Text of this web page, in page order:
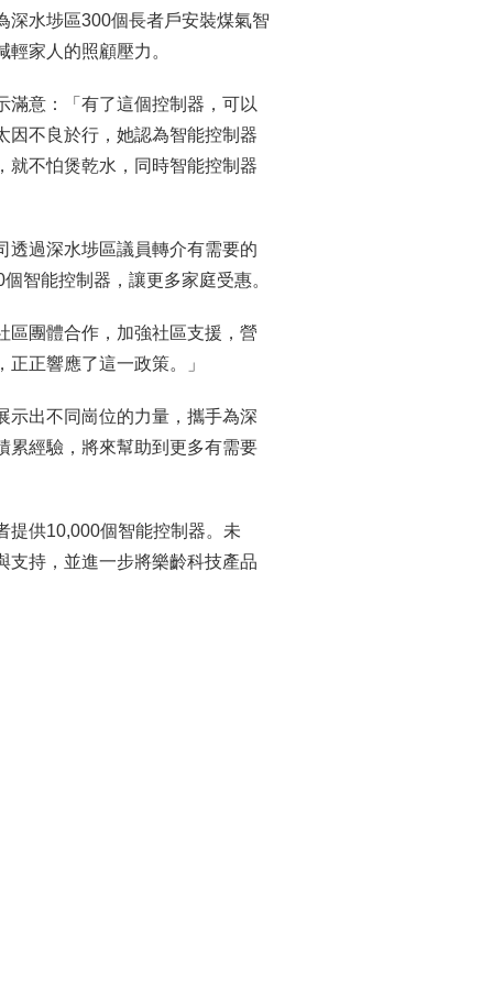
深水埗區300個長者戶安裝煤氣智
家人的照顧壓力。
滿意：「有了這個控制器，可以
因不良於行，她認為智能控制器
就不怕煲乾水，同時智能控制器
透過深水埗區議員轉介有需要的
智能控制器，讓更多家庭受惠。
區團體合作，加強社區支援，營
正響應了這一政策。」
出不同崗位的力量，攜手為深
累經驗，將來幫助到更多有需要
提供10,000個智能控制器。未
支持，並進一步將樂齡科技產品